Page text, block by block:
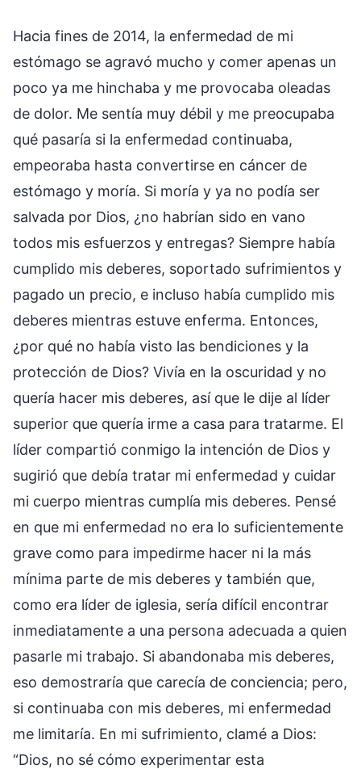
Hacia fines de 2014, la enfermedad de mi
estómago se agravó mucho y comer apenas un
poco ya me hinchaba y me provocaba oleadas
de dolor. Me sentía muy débil y me preocupaba
qué pasaría si la enfermedad continuaba,
empeoraba hasta convertirse en cáncer de
estómago y moría. Si moría y ya no podía ser
salvada por Dios, ¿no habrían sido en vano
todos mis esfuerzos y entregas? Siempre había
cumplido mis deberes, soportado sufrimientos y
pagado un precio, e incluso había cumplido mis
deberes mientras estuve enferma. Entonces,
¿por qué no había visto las bendiciones y la
protección de Dios? Vivía en la oscuridad y no
quería hacer mis deberes, así que le dije al líder
superior que quería irme a casa para tratarme. El
líder compartió conmigo la intención de Dios y
sugirió que debía tratar mi enfermedad y cuidar
mi cuerpo mientras cumplía mis deberes. Pensé
en que mi enfermedad no era lo suficientemente
grave como para impedirme hacer ni la más
mínima parte de mis deberes y también que,
como era líder de iglesia, sería difícil encontrar
inmediatamente a una persona adecuada a quien
pasarle mi trabajo. Si abandonaba mis deberes,
eso demostraría que carecía de conciencia; pero,
si continuaba con mis deberes, mi enfermedad
me limitaría. En mi sufrimiento, clamé a Dios:
“Dios, no sé cómo experimentar esta